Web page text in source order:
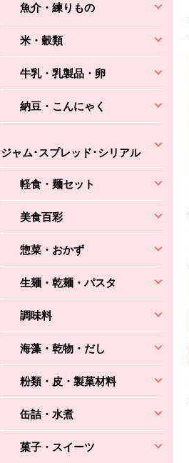
魚介・練りもの
米・穀類
牛乳・乳製品・卵
納豆・こんにゃく
ジャム･スプレッド･シリアル
軽食・麺セット
美食百彩
惣菜・おかず
生麺・乾麺・パスタ
調味料
海藻・乾物・だし
粉類・皮・製菓材料
缶詰・水煮
菓子・スイーツ